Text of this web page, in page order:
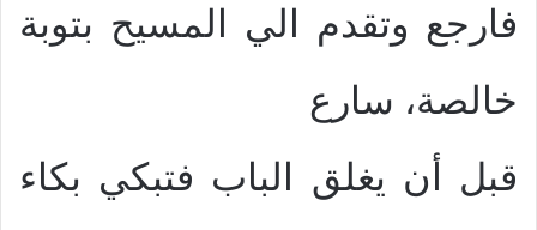
فارجع وتقدم الي المسيح بتوبة
خالصة، سارع
قبل أن يغلق الباب فتبكي بكاء